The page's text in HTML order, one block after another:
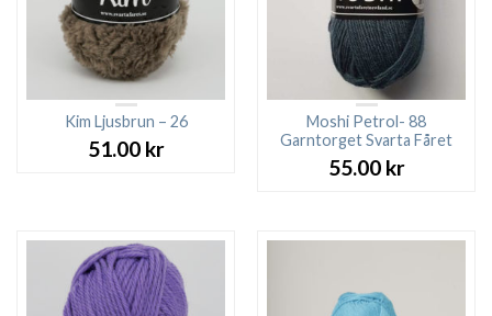
Kim Ljusbrun – 26
51.00 kr
Moshi Petrol- 88
Garntorget Svarta Fåret
55.00 kr